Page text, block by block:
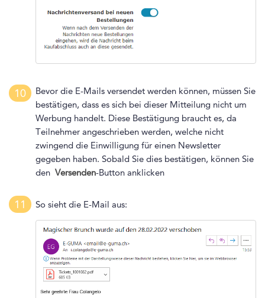
10
Bevor die E-Mails versendet werden können, müssen Sie
bestätigen, dass es sich bei dieser Mitteilung nicht um
Werbung handelt. Diese Bestätigung braucht es, da
Teilnehmer angeschrieben werden, welche nicht
zwingend die Einwilligung für einen Newsletter
gegeben haben. Sobald Sie dies bestätigen, können Sie
den Versenden-Button anklicken
11 So sieht die E-Mail aus: